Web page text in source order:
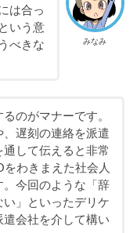
みなみ
は合っ
いう意
べきな
のがマナーです。
、遅刻の連絡を派遣
して伝えると非常
わきまえた社会人
。今回のような「辞
」といったデリケ
会社を介して構い